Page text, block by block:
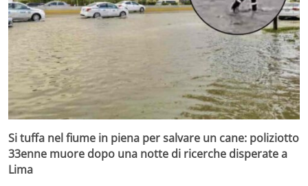
Si tuffa nel fiume in piena per salvare un cane: poliziotto
33enne muore dopo una notte di ricerche disperate a
Lima